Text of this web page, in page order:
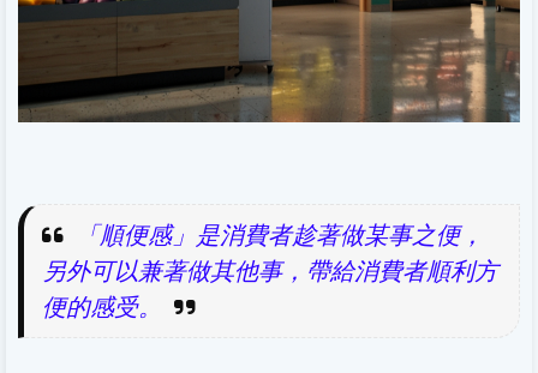
「順便感」是消費者趁著做某事之便，
另外可以兼著做其他事，帶給消費者順利方
便的感受。